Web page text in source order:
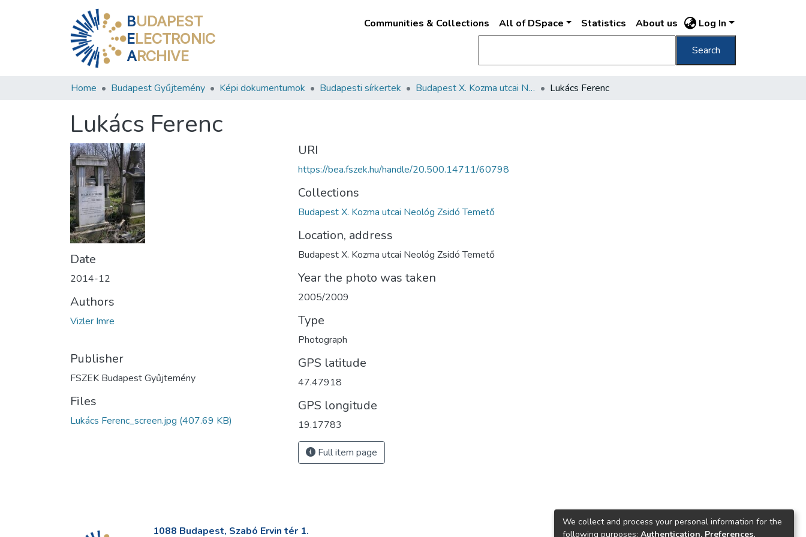
BUDAPEST
ELECTRONIC
ARCHIVE
Communities & Collections All of DSpace Statistics About us Log In
Search
Home Budapest Gyűjtemény Képi dokumentumok Budapesti sírkertek Budapest X. Kozma utcai Neológ Zsidó Temető Lukács Ferenc
Lukács Ferenc
Date
2014-12
Authors
Vizler Imre
Publisher
FSZEK Budapest Gyűjtemény
Files
Lukács Ferenc_screen.jpg (407.69 KB)
URI
https://bea.fszek.hu/handle/20.500.14711/60798
Collections
Budapest X. Kozma utcai Neológ Zsidó Temető
Location, address
Budapest X. Kozma utcai Neológ Zsidó Temető
Year the photo was taken
2005/2009
Type
Photograph
GPS latitude
47.47918
GPS longitude
19.17783
Full item page
1088 Budapest, Szabó Ervin tér 1.
We collect and process your personal information for the
following purposes: Authentication, Preferences,